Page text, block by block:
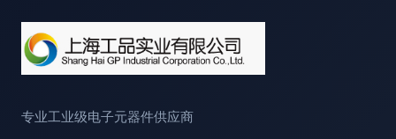
专业工业级电子元器件供应商